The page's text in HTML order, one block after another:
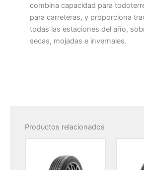
combina capacidad para
para carreteras, y proporciona
todas las estaciones del año,
secas, mojadas e invernales.
Productos relacionados